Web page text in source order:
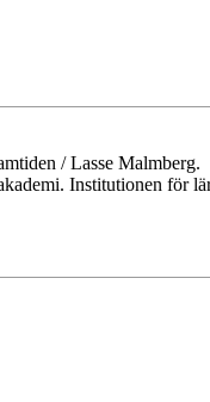
/ Lasse Malmberg.
Institutionen för